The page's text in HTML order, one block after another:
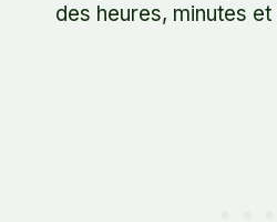
des heures, minutes